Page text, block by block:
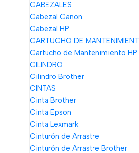
CABEZALES
Cabezal Canon
Cabezal HP
CARTUCHO DE
Cartucho de Mantenimiento HP
CILINDRO
Cilindro Brother
CINTAS
Cinta Brother
Cinta Epson
Cinta Lexmark
Cinturón de Arrastre
Cinturón de Arrastre Brother